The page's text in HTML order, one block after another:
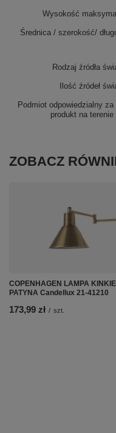
Podmiot odpowiedzialny za
produkt na terenie
Wysokość
Średnica / szerokość/
Rodzaj źródła
Ilość źródeł
ZOBACZ
COPENHAGEN LAMPA
PATYNA Candellux 21-41210
173,99 zł / szt.